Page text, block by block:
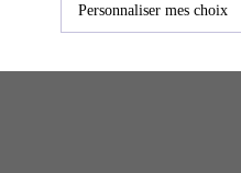
Personnaliser mes choix